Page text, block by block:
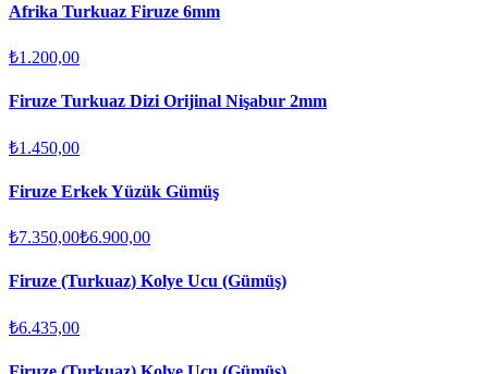
Afrika Turkuaz Firuze 6mm
₺1.200,00
Firuze Turkuaz Dizi Orijinal Nişabur 2mm
₺1.450,00
Firuze Erkek Yüzük Gümüş
₺7.350,00₺6.900,00
Firuze (Turkuaz) Kolye Ucu (Gümüş)
₺6.435,00